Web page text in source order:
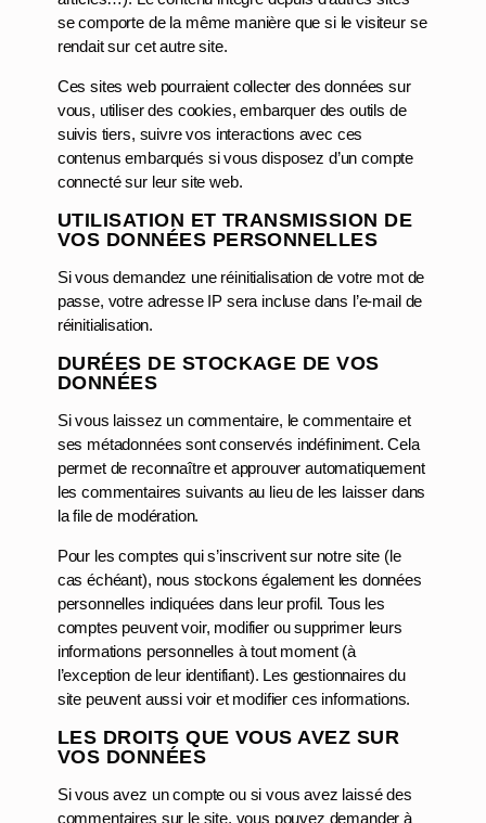
se comporte de la même manière que si le visiteur se
rendait sur cet autre site.
Ces sites web pourraient collecter des données sur
vous, utiliser des cookies, embarquer des outils de
suivis tiers, suivre vos interactions avec ces
contenus embarqués si vous disposez d’un compte
connecté sur leur site web.
UTILISATION ET TRANSMISSION DE
VOS DONNÉES PERSONNELLES
Si vous demandez une réinitialisation de votre mot de
passe, votre adresse IP sera incluse dans l’e-mail de
réinitialisation.
DURÉES DE STOCKAGE DE VOS
DONNÉES
Si vous laissez un commentaire, le commentaire et
ses métadonnées sont conservés indéfiniment. Cela
permet de reconnaître et approuver automatiquement
les commentaires suivants au lieu de les laisser dans
la file de modération.
Pour les comptes qui s’inscrivent sur notre site (le
cas échéant), nous stockons également les données
personnelles indiquées dans leur profil. Tous les
comptes peuvent voir, modifier ou supprimer leurs
informations personnelles à tout moment (à
l’exception de leur identifiant). Les gestionnaires du
site peuvent aussi voir et modifier ces informations.
LES DROITS QUE VOUS AVEZ SUR
VOS DONNÉES
Si vous avez un compte ou si vous avez laissé des
commentaires sur le site, vous pouvez demander à